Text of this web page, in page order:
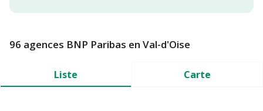
96 agences BNP Paribas en Val-d'Oise
Liste Carte